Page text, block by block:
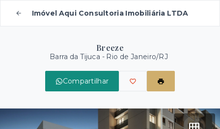
Imóvel Aqui Consultoria Imobiliária LTDA
Breeze
Barra da Tijuca - Rio de Janeiro/RJ
Compartilhar